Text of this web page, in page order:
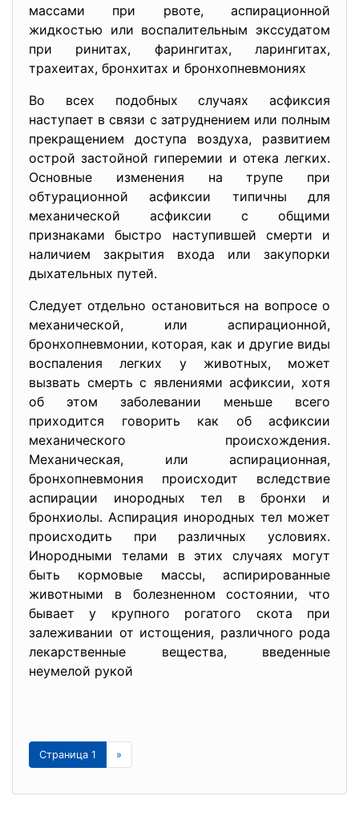
массами при рвоте, аспирационной
жидкостью или воспалительным экссудатом
при ринитах, фарингитах, ларингитах,
трахеитах, бронхитах и бронхопневмониях
Во всех подобных случаях асфиксия
наступает в связи с затруднением или полным
прекращением доступа воздуха, развитием
острой застойной гиперемии и отека легких.
Основные изменения на трупе при
обтурационной асфиксии типичны для
механической асфиксии с общими
признаками быстро наступившей смерти и
наличием закрытия входа или закупорки
дыхательных путей.
Следует отдельно остановиться на вопросе о
механической, или аспирационной,
бронхопневмонии, которая, как и другие виды
воспаления легких у животных, может
вызвать смерть с явлениями асфиксии, хотя
об этом заболевании меньше всего
приходится говорить как об асфиксии
механического происхождения.
Механическая, или аспирационная,
бронхопневмония происходит вследствие
аспирации инородных тел в бронхи и
бронхиолы. Аспирация инородных тел может
происходить при различных условиях.
Инородными телами в этих случаях могут
быть кормовые массы, аспирированные
животными в болезненном состоянии, что
бывает у крупного рогатого скота при
залеживании от истощения, различного рода
лекарственные вещества, введенные
неумелой рукой
Страница 1 »